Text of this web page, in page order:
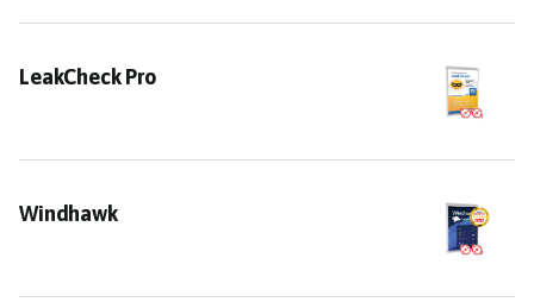
LeakCheck Pro
LeakCheck Pro
Windhawk
Windhawk